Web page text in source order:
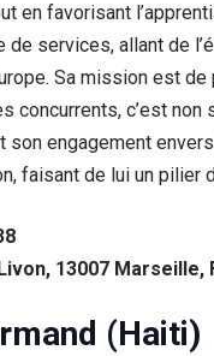
en favorisant
de services, allant de
Sa mission est
concurrents, c’est
son engagement
faisant de lui un
13007 Marseille,
(Haiti)